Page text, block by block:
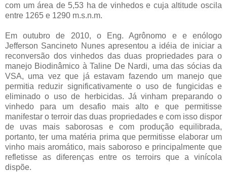
com um área de 5,53 ha de vinhedos e cuja altitude oscila
entre 1265 e 1290 m.s.n.m.
Em outubro de 2010, o Eng. Agrônomo e e enólogo
Jefferson Sancineto Nunes apresentou a idéia de iniciar a
reconversão dos vinhedos das duas propriedades para o
manejo Biodinâmico à Taline De Nardi, uma das sócias da
VSA, uma vez que já estavam fazendo um manejo que
permitia reduzir significativamente o uso de fungicidas e
eliminado o uso de herbicidas. Já vinham preparando o
vinhedo para um desafio mais alto e que permitisse
manifestar o terroir das duas propriedades e com isso dispor
de uvas mais saborosas e com produção equilibrada,
portanto, ter uma matéria prima que permitisse elaborar um
vinho mais aromático, mais saboroso e principalmente que
refletisse as diferenças entre os terroirs que a vinícola
dispõe.